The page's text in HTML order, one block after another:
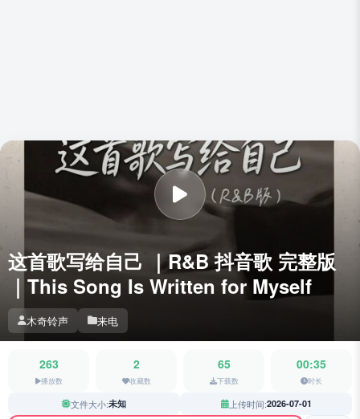
这首歌写给自己 ｜R&B 抖音歌 完整版
｜This Song Is Written for Myself
木奇铃声 来电
263
播放数
2
收藏数
65
下载数
00:35
时长
文件大小:未知 上传时间:2026-07-01